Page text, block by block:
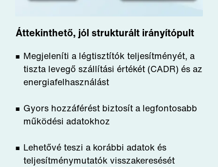
Áttekinthető, jól strukturált irányítópult
Megjeleníti a légtisztítók teljesítményét, a
tiszta levegő szállítási értékét (CADR) és az
energiafelhasználást
Gyors hozzáférést biztosít a legfontosabb
működési adatokhoz
Lehetővé teszi a korábbi adatok és
teljesítménymutatók visszakeresését